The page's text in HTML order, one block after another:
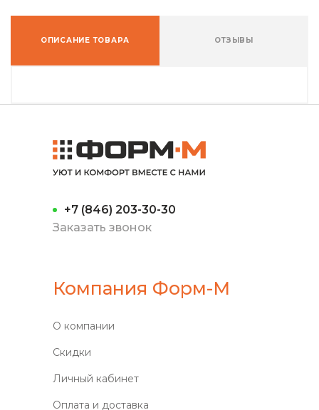
ОПИСАНИЕ ТОВАРА ОТЗЫВЫ
+7 (846) 203-30-30
Заказать звонок
Компания Форм-М
О компании
Скидки
Личный кабинет
Оплата и доставка